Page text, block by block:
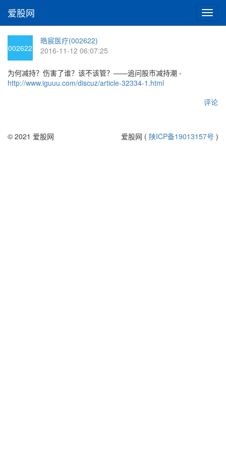
切
换
爱股网
002622
皓宸医疗(002622)
2016-11-12 06:07:25
为何减持？伤害了谁？该不该管？——追问股市减持潮 -
http://www.iguuu.com/discuz/article-32334-1.html
评论
© 2021 爱股网 爱股网 ( 陕ICP备19013157号 )